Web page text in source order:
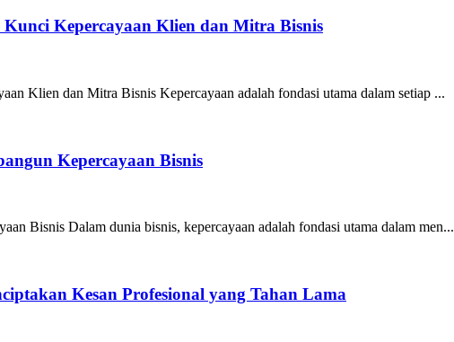
Kepercayaan Klien dan Mitra Bisnis
Klien dan Mitra Bisnis Kepercayaan adalah fondasi utama dalam setiap ...
Kepercayaan Bisnis
Bisnis Dalam dunia bisnis, kepercayaan adalah fondasi utama dalam men...
Kesan Profesional yang Tahan Lama